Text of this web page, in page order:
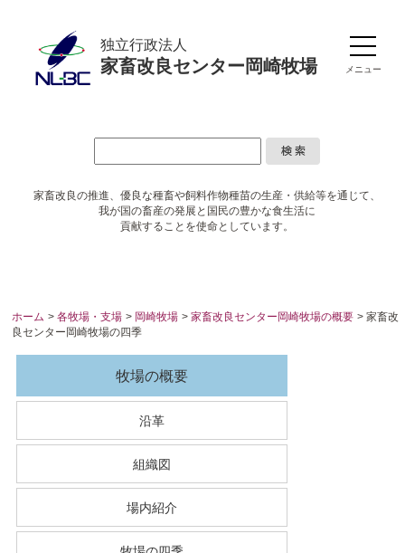
独立行政法人
家畜改良センター岡崎牧場 メニュー
家畜改良の推進、優良な種畜や飼料作物種苗の生産・供給等を通じて、
我が国の畜産の発展と国民の豊かな食生活に
貢献することを使命としています。
ホーム >各牧場・支場 > 岡崎牧場 >家畜改良センター岡崎牧場の概要 > 家畜改
良センター岡崎牧場の四季
牧場の概要
沿革
組織図
場内紹介